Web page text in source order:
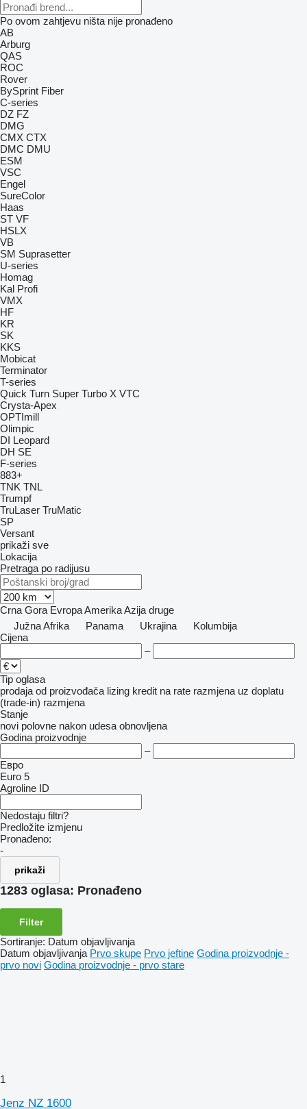
Po ovom zahtjevu ništa nije pronađeno
AB
Arburg
QAS
ROC
Rover
BySprint Fiber
C-series
DZ FZ
DMG
CMX CTX
DMC DMU
ESM
VSC
Engel
SureColor
Haas
ST VF
HSLX
VB
SM Suprasetter
U-series
Homag
Kal Profi
VMX
HF
KR
SK
KKS
Mobicat
Terminator
T-series
Quick Turn Super Turbo X VTC
Crysta-Apex
OPTImill
Olimpic
DI Leopard
DH SE
F-series
883+
TNK TNL
Trumpf
TruLaser TruMatic
SP
Versant
prikaži sve
Lokacija
Pretraga po radijusu
Crna Gora EvropaAmerikaAzija druge
Južna Afrika
Panama Ukrajina
Kolumbija
Cijena
–
Tip oglasa
prodaja od proizvođača lizing kredit na rate razmjena uz doplatu
(trade-in) razmjena
Stanje
novi polovne nakon udesa obnovljena
Godina proizvodnje
–
Евро
Euro 5
Agroline ID
Nedostaju filtri?
Predložite izmjenu
Pronađeno:
-
prikaži
1283 oglasa: Pronađeno
Filter
Sortiranje: Datum objavljivanja
Datum objavljivanja Prvo skupe Prvo jeftine Godina proizvodnje -
prvo novi Godina proizvodnje - prvo stare
1
Jenz NZ 1600